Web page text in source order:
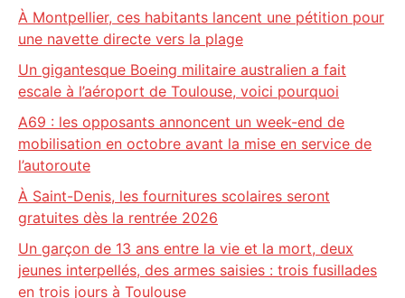
À Montpellier, ces habitants lancent une pétition pour
une navette directe vers la plage
Un gigantesque Boeing militaire australien a fait
escale à l’aéroport de Toulouse, voici pourquoi
A69 : les opposants annoncent un week-end de
mobilisation en octobre avant la mise en service de
l’autoroute
À Saint-Denis, les fournitures scolaires seront
gratuites dès la rentrée 2026
Un garçon de 13 ans entre la vie et la mort, deux
jeunes interpellés, des armes saisies : trois fusillades
en trois jours à Toulouse